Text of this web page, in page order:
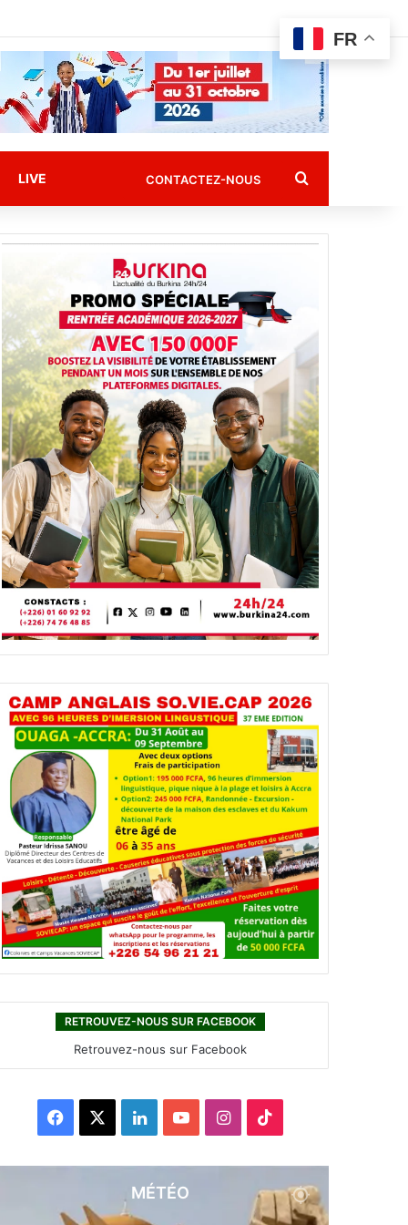
LIVE CONTACTEZ-NOUS Rechercher
RETROUVEZ-NOUS SUR FACEBOOK
Retrouvez-nous sur Facebook
L
n
I
k
MÉTÉO
FR